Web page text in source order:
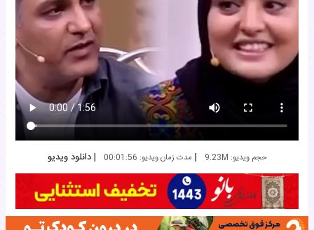
حجم ویدیو: 9.23M | مدت زمان ویدیو: 00:01:56 |دانلود ویدیو